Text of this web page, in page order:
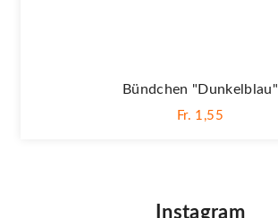
Bündchen "dunkelblau"
Fr. 1,55
Instagram